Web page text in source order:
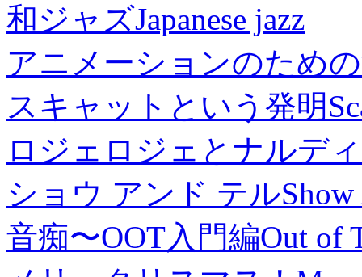
和ジャズJapanese jazz
アニメーションのため
スキャットという発明
ロジェロジェとナルデ
ショウ アンド テル
音痴〜OOT入門編Out of